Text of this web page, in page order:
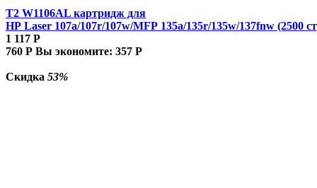
T2 W1106AL картридж для
HP Laser 107a/107r/107w/MFP 135a/135r/135w/137fnw (2500
1 117 Р
760 Р Вы экономите: 357 Р
Скидка 53%